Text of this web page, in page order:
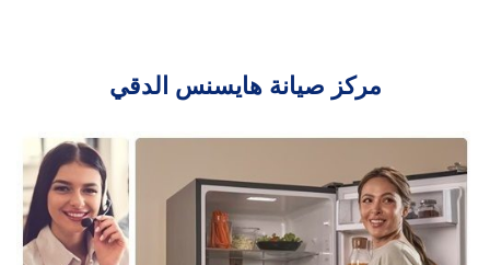
مركز صيانة هايسنس الدقي